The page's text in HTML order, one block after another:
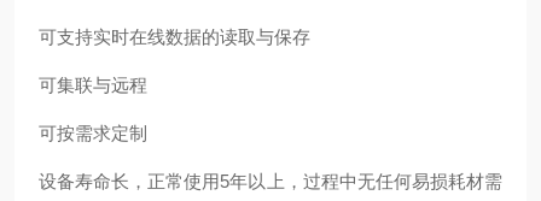
可支持实时在线数据的读取与保存
可集联与远程
可按需求定制
设备寿命长，正常使用5年以上，过程中无任何易损耗材需